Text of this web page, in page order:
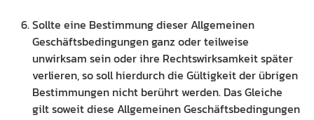
Sollte eine Bestimmung dieser Allgemeinen
Geschäftsbedingungen ganz oder teilweise
unwirksam sein oder ihre Rechtswirksamkeit später
verlieren, so soll hierdurch die Gültigkeit der übrigen
Bestimmungen nicht berührt werden. Das Gleiche
gilt soweit diese Allgemeinen Geschäftsbedingungen